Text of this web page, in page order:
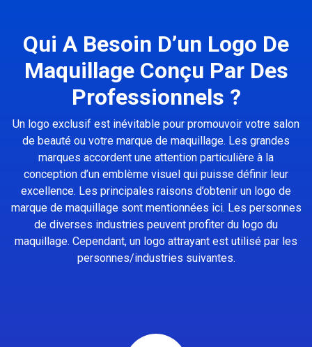
Qui A Besoin D’un Logo De
Maquillage Conçu Par Des
Professionnels ?
Un logo exclusif est inévitable pour promouvoir votre salon
de beauté ou votre marque de maquillage. Les grandes
marques accordent une attention particulière à la
conception d’un emblème visuel qui puisse définir leur
excellence. Les principales raisons d’obtenir un logo de
marque de maquillage sont mentionnées ici. Les personnes
de diverses industries peuvent profiter du logo du
maquillage. Cependant, un logo attrayant est utilisé par les
personnes/industries suivantes.